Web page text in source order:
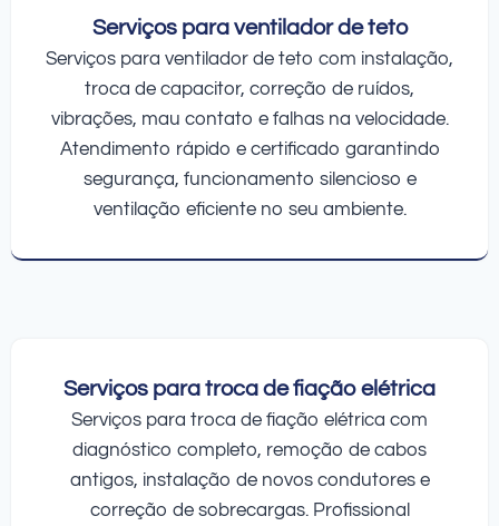
Serviços para ventilador de teto
Serviços para ventilador de teto com instalação,
troca de capacitor, correção de ruídos,
vibrações, mau contato e falhas na velocidade.
Atendimento rápido e certificado garantindo
segurança, funcionamento silencioso e
ventilação eficiente no seu ambiente.
Serviços para troca de fiação elétrica
Serviços para troca de fiação elétrica com
diagnóstico completo, remoção de cabos
antigos, instalação de novos condutores e
correção de sobrecargas. Profissional